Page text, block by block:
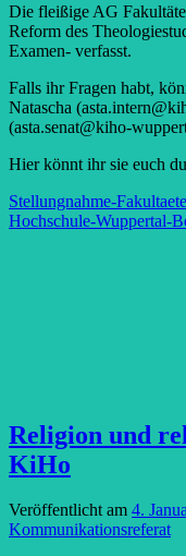
Die fleißige AG
Reform des
Examen- verfasst.
Falls ihr Fragen habt,
Natascha
(asta.senat@kiho-
Hier könnt ihr sie euch
Stellungnahme-
Hochschule-Wuppertal-
Religion und
KiHo
Veröffentlicht am 4.
Kommunikationsreferat